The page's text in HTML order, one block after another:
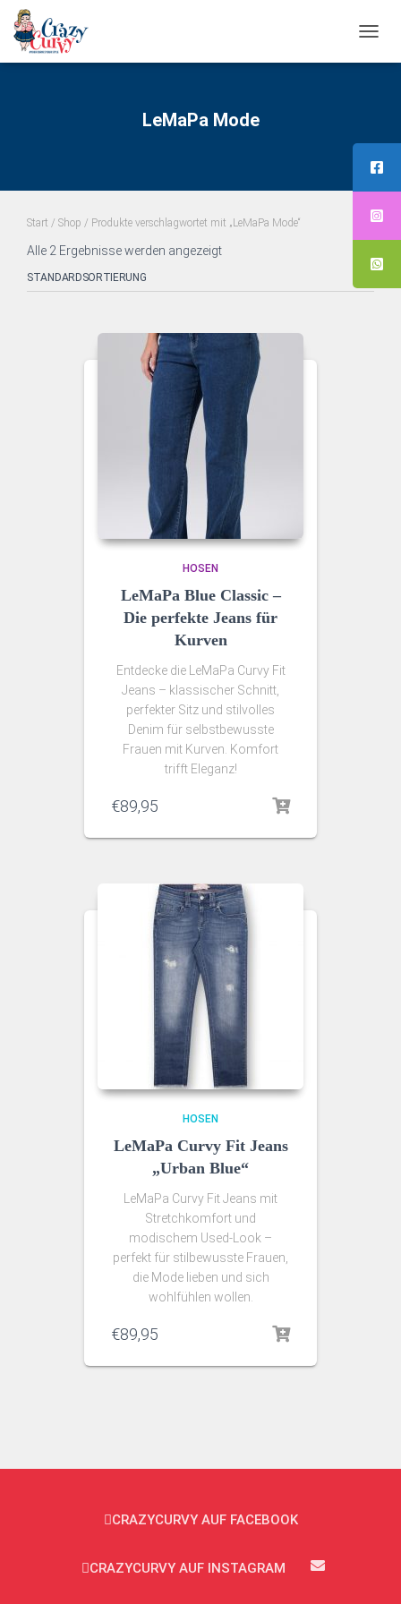
LeMaPa Mode
Start / Shop / Produkte verschlagwortet mit „LeMaPa Mode“
Alle 2 Ergebnisse werden angezeigt
HOSEN
LeMaPa Blue Classic –
Die perfekte Jeans für
Kurven
Entdecke die LeMaPa Curvy Fit
Jeans – klassischer Schnitt,
perfekter Sitz und stilvolles
Denim für selbstbewusste
Frauen mit Kurven. Komfort
trifft Eleganz!
€89,95
HOSEN
LeMaPa Curvy Fit Jeans
„Urban Blue“
LeMaPa Curvy Fit Jeans mit
Stretchkomfort und
modischem Used‑Look –
perfekt für stilbewusste Frauen,
die Mode lieben und sich
wohlfühlen wollen.
€89,95
CRAZYCURVY AUF FACEBOOK
CRAZYCURVY AUF INSTAGRAM